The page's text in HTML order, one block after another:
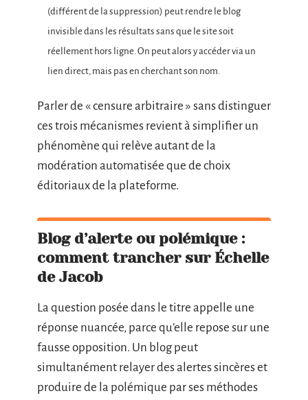
(différent de la suppression) peut rendre le blog
invisible dans les résultats sans que le site soit
réellement hors ligne. On peut alors y accéder via un
lien direct, mais pas en cherchant son nom.
Parler de « censure arbitraire » sans distinguer
ces trois mécanismes revient à simplifier un
phénomène qui relève autant de la
modération automatisée que de choix
éditoriaux de la plateforme.
Blog d’alerte ou polémique :
comment trancher sur Échelle
de Jacob
La question posée dans le titre appelle une
réponse nuancée, parce qu’elle repose sur une
fausse opposition. Un blog peut
simultanément relayer des alertes sincères et
produire de la polémique par ses méthodes